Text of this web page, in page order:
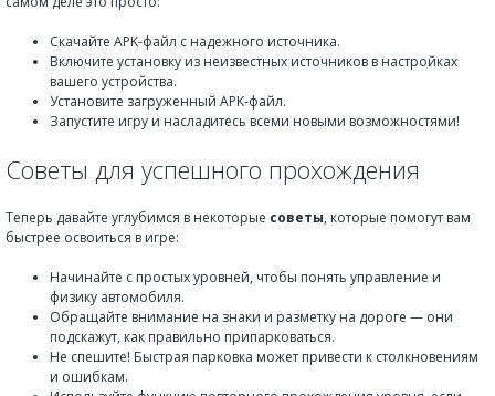
Скачайте APK-файл с надежного источника.
Включите установку из неизвестных источников в настройках
вашего устройства.
Установите загруженный APK-файл.
Запустите игру и насладитесь всеми новыми возможностями!
Советы для успешного прохождения
Теперь давайте углубимся в некоторые советы, которые помогут вам
быстрее освоиться в игре:
Начинайте с простых уровней, чтобы понять управление и
физику автомобиля.
Обращайте внимание на знаки и разметку на дороге — они
подскажут, как правильно припарковаться.
Не спешите! Быстрая парковка может привести к столкновениям
и ошибкам.